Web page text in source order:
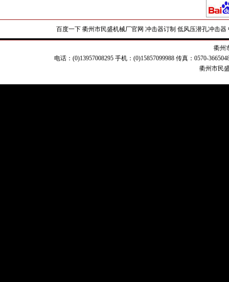
百度一下 衢州市民盛机械厂官网 冲击器订制 低风压潜孔冲击器
衢州
电话：(0)13957008295 手机：(0)15857099988 传真：0570-
衢州市民